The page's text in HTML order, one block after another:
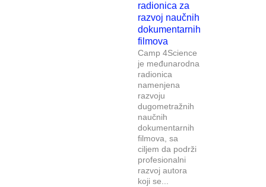
radionica za
razvoj naučnih
dokumentarnih
filmova
Camp 4Science
je međunarodna
radionica
namenjena
razvoju
dugometražnih
naučnih
dokumentarnih
filmova, sa
ciljem da podrži
profesionalni
razvoj autora
koji se...